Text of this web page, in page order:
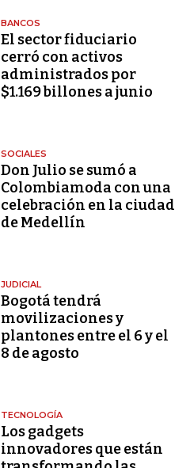
BANCOS
El sector fiduciario
cerró con activos
administrados por
$1.169 billones a junio
SOCIALES
Don Julio se sumó a
Colombiamoda con una
celebración en la ciudad
de Medellín
JUDICIAL
Bogotá tendrá
movilizaciones y
plantones entre el 6 y el
8 de agosto
TECNOLOGÍA
Los gadgets
innovadores que están